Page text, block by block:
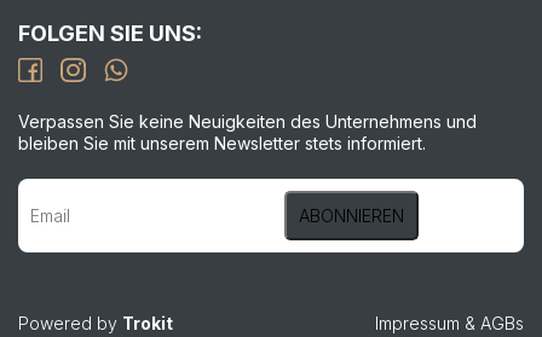
FOLGEN SIE UNS:
Verpassen Sie keine Neuigkeiten des Unternehmens und
bleiben Sie mit unserem Newsletter stets informiert.
Powered by Trokit Impressum & AGBs